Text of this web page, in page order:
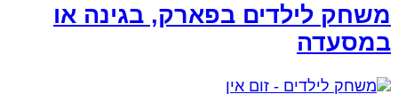
לילדים בפארק, בגינה או